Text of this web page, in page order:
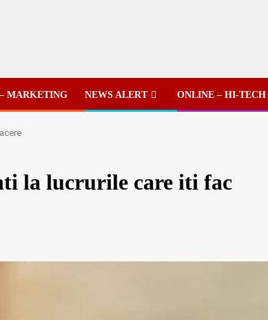
MARKETING NEWS ALERT ONLINE – HI-TECH
la lucrurile care iti fac